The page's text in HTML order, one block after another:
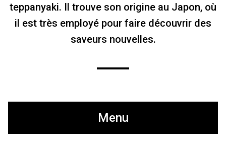
teppanyaki. Il trouve son origine au Japon, où
il est très employé pour faire découvrir des
saveurs nouvelles.
Menu